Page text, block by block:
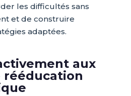
les difficultés sans
et de construire
adaptées.
aux
rééducation